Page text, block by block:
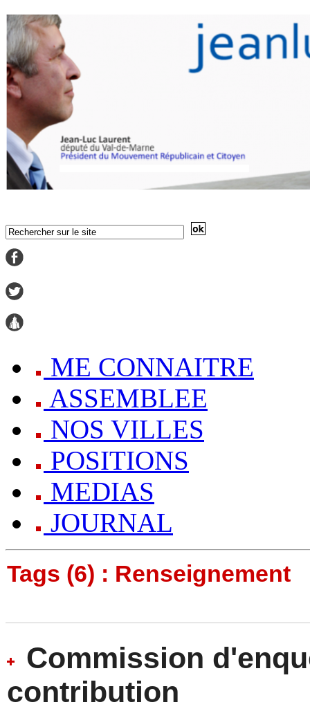
ME CONNAITRE
ASSEMBLEE
NOS VILLES
POSITIONS
MEDIAS
JOURNAL
Tags (6) : Renseignement
Commission
contribution